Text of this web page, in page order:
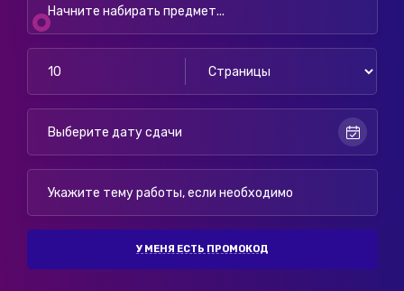
У МЕНЯ ЕСТЬ ПРОМОКОД